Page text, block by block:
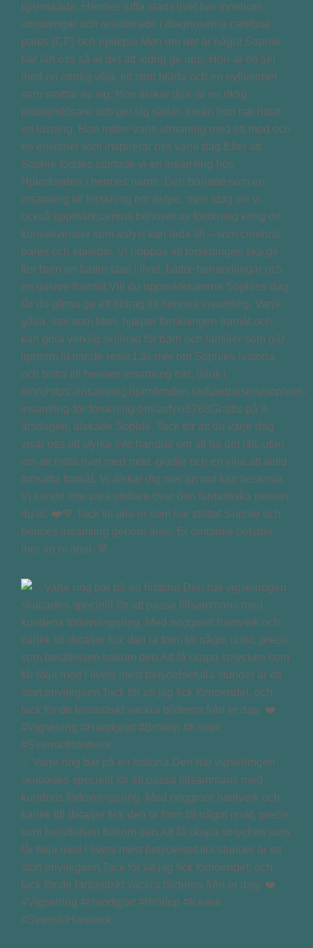
hjärnskada. Hennes tuffa start i livet har inneburit
utmaningar och resulterade i diagnoserna cerebral
pares (CP) och epilepsi.Men om det är något Sophie
har lärt oss så är det att aldrig ge upp. Hon är en tjej
med en otrolig vilja, ett stort hjärta och en nyfikenhet
som smittar av sig. Hon älskar djur, är en riktig
problemlösare och ger sig sällan förrän hon har hittat
en lösning. Hon möter varje utmaning med ett mod och
en envishet som inspirerar oss varje dag.Efter att
Sophie föddes startade vi en insamling hos
Hjärnfonden i hennes namn. Den började som en
insamling till forskning om asfyxi, men idag vill vi
också uppmärksamma behovet av forskning kring de
konsekvenser som asfyxi kan leda till – som cerebral
pares och epilepsi. Vi hoppas att forskningen ska ge
fler barn en bättre start i livet, bättre behandlingar och
en ljusare framtid.Vill du uppmärksamma Sophies dag
får du gärna ge ett bidrag till hennes insamling. Varje
gåva, stor som liten, hjälper forskningen framåt och
kan göra verklig skillnad för barn och familjer som går
igenom liknande resor.Läs mer om Sophies historia
och bidra till hennes insamling här: (länk i
bion)https://insamling.hjarnfonden.se/fundraisers/sophies-
insamling-for-forskning-om-asfyxi5768Grattis på 9-
årsdagen, älskade Sophie. Tack för att du varje dag
visar oss att styrka inte handlar om att ha det lätt, utan
om att möta livet med mod, glädje och en vilja att alltid
fortsätta framåt. Vi älskar dig mer än ord kan beskriva.
Vi kunde inte vara stoltare över den fantastiska person
du är. ❤️💚 Tack till alla er som har stöttat Sophie och
hennes insamling genom åren. Er omtanke betyder
mer än ni anar. 💚
✨ Varje ring bär på en historia.Den här vigselringen
skapades speciellt för att passa tillsammans med
kundens förlovningsring. Med noggrant hantverk och
kärlek till detaljer fick den ta form till något unikt, precis
som berättelsen bakom den.Att få skapa smycken som
får följa med i livets mest betydelsefulla stunder är ett
stort privilegium.Tack för att jag fick förtroendet, och
tack för de fantastiskt vackra bilderna från er dag. ❤️
#Vigselring #Handgjort #Bröllop #Kärlek
#SvensktHantverk